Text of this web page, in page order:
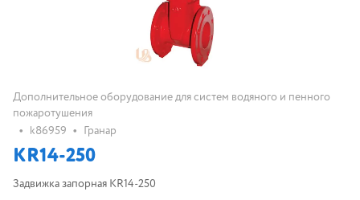
Дополнительное оборудование для систем водяного и пенного
пожаротушения
• k86959 • Гранар
KR14-250
Задвижка запорная KR14-250